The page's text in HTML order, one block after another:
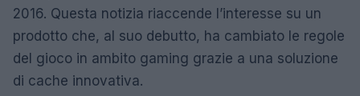
2016. Questa notizia riaccende l’interesse su un
prodotto che, al suo debutto, ha cambiato le regole
del gioco in ambito gaming grazie a una soluzione
di cache innovativa.